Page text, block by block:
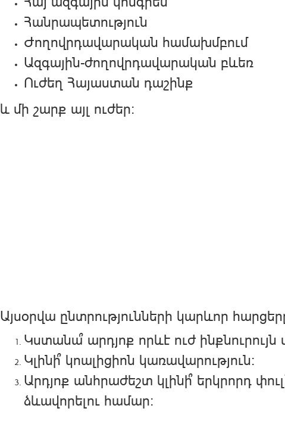
Հանրապետություն
Ժողովրդավարական համախմբում
Ազգային-ժողովրդավարական բևեռ
Ուժեղ Հայաստան դաշինք
և մի շարք այլ ուժեր։
Այսօրվա ընտրությունների կարևոր
Կստանա՞ արդյոք որևէ ուժ ինքնուրույն
Կլինի՞ կոալիցիոն կառավարություն։
Արդյոք անհրաժեշտ կլինի՞ երկրորդ
ձևավորելու համար։